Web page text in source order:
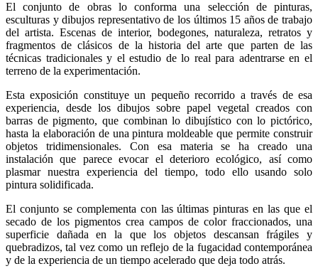
El conjunto de obras lo conforma una selección de pinturas,
esculturas y dibujos representativo de los últimos 15 años de trabajo
del artista. Escenas de interior, bodegones, naturaleza, retratos y
fragmentos de clásicos de la historia del arte que parten de las
técnicas tradicionales y el estudio de lo real para adentrarse en el
terreno de la experimentación.
Esta exposición constituye un pequeño recorrido a través de esa
experiencia, desde los dibujos sobre papel vegetal creados con
barras de pigmento, que combinan lo dibujístico con lo pictórico,
hasta la elaboración de una pintura moldeable que permite construir
objetos tridimensionales. Con esa materia se ha creado una
instalación que parece evocar el deterioro ecológico, así como
plasmar nuestra experiencia del tiempo, todo ello usando solo
pintura solidificada.
El conjunto se complementa con las últimas pinturas en las que el
secado de los pigmentos crea campos de color fraccionados, una
superficie dañada en la que los objetos descansan frágiles y
quebradizos, tal vez como un reflejo de la fugacidad contemporánea
y de la experiencia de un tiempo acelerado que deja todo atrás.